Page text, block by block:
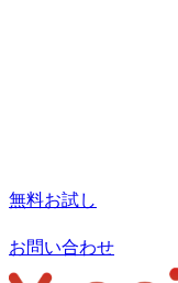
無料お試し
お問い合わせ